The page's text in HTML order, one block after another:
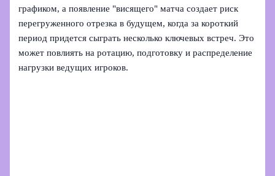
графиком, а появление "висящего" матча создает риск
перегруженного отрезка в будущем, когда за короткий
период придется сыграть несколько ключевых встреч. Это
может повлиять на ротацию, подготовку и распределение
нагрузки ведущих игроков.